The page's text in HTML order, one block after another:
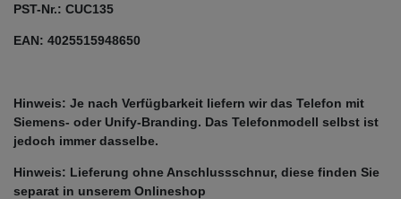
PST-Nr.: CUC135
EAN: 4025515948650
Hinweis: Je nach Verfügbarkeit liefern wir das Telefon mit
Siemens- oder Unify-Branding. Das Telefonmodell selbst ist
jedoch immer dasselbe.
Hinweis: Lieferung ohne Anschlussschnur, diese finden Sie
separat in unserem Onlineshop